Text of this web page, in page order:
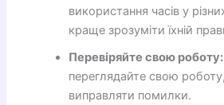
використання часів у
краще зрозуміти їхній
Перевіряйте свою роботу:
переглядайте свою
виправляти помилки.